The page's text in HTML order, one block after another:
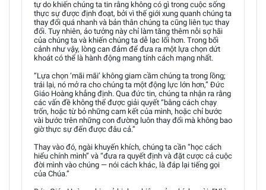
tự do khiến chúng ta tin rằng không có gì trong cuộc sống
thực sự được định đoạt, bởi vì thế giới xung quanh chúng ta
thay đổi quá nhanh và bản thân chúng ta cũng liên tục thay
đổi. Tuy nhiên, ảo tưởng này chỉ làm tăng thêm nỗi sợ hãi
của chúng ta và khiến chúng ta dễ lạc lối hơn. Trong bối
cảnh như vậy, lòng can đảm để đưa ra một lựa chọn dứt
khoát có thể là hành động mang tính cách mạng nhất.
“Lựa chọn ‘mãi mãi’ không giam cầm chúng ta trong lồng;
trái lại, nó mở ra cho chúng ta một động lực lớn hơn,” Đức
Giáo Hoàng khẳng định. Qua đức tin, chúng ta nhận ra rằng
các vấn đề không thể được giải quyết “bằng cách chạy
trốn, hoặc từ bỏ những cam kết của mình, hoặc chỉ bước
vài bước trên những con đường luôn thay đổi mà không bao
giờ thực sự đến được đâu cả.”
Thay vào đó, ngài khuyến khích, chúng ta cần “học cách
hiểu chính mình” và “đưa ra quyết định và đặt cược cả cuộc
đời mình vào chúng — nói cách khác, là đáp lại tiếng gọi
của Chúa.”